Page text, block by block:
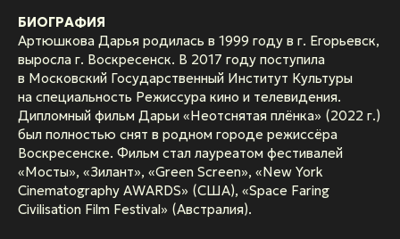
БИОГРАФИЯ
Артюшкова Дарья родилась в 1999 году в г. Егорьевск,
выросла г. Воскресенск. В 2017 году поступила
в Московский Государственный Институт Культуры
на специальность Режиссура кино и телевидения.
Дипломный фильм Дарьи «Неотснятая плёнка» (2022 г.)
был полностью снят в родном городе режиссёра
Воскресенске. Фильм стал лауреатом фестивалей
«Мосты», «Зилант», «Green Screen», «New York
Cinematography AWARDS» (США), «Space Faring
Civilisation Film Festival» (Австралия).